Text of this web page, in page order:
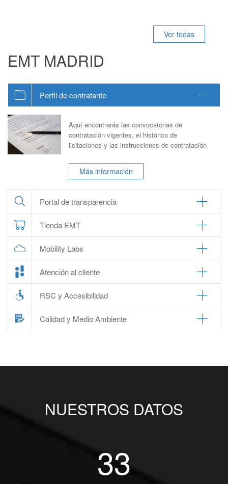
Ver todas
EMT MADRID
Perfil de contratante
Aquí encontrarás las convocatorias de
contratación vigentes, el histórico de
licitaciones y las instrucciones de contratación
Más información
Portal de transparencia
Tienda EMT
Mobility Labs
Atención al cliente
RSC y Accesibilidad
Calidad y Medio Ambiente
NUESTROS DATOS
33